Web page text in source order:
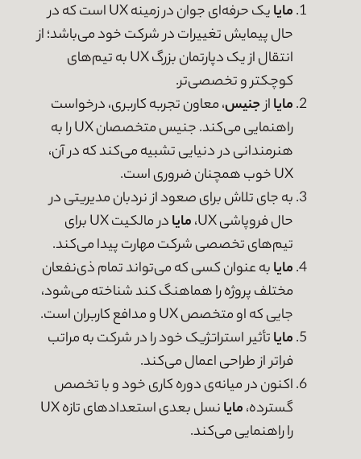
مایا
یک حرفه‌ای جوان در زمینه UX است که در
حال پیمایش تغییرات در شرکت خود می‌باشد؛ از
انتقال از یک دپارتمان بزرگ UX به تیم‌های
کوچکتر و تخصصی‌تر.
مایاازجنیس، معاون تجربه کاربری، درخواست
راهنمایی می‌کند. جنیس متخصصان UX را به
هنرمندانی در دنیایی تشبیه می‌کند که در آن،
UX خوب همچنان ضروری است.
به جای تلاش برای صعود از نردبان مدیریتی در
حال فروپاشی UX،
مایا
در مالکیت UX برای
تیم‌های تخصصی شرکت مهارت پیدا می‌کند.
مایابه عنوان کسی که می‌تواند تمام ذی‌نفعان
مختلف پروژه را هماهنگ کند شناخته می‌شود،
جایی که او متخصص UX و مدافع کاربران است.
مایاتأثیر استراتژیک خود را در شرکت به مراتب
فراتر از طراحی اعمال می‌کند.
اکنون در میانه‌ی دوره کاری خود و با تخصص
گسترده،مایا
نسل بعدی استعدادهای تازه UX
را راهنمایی می‌کند.